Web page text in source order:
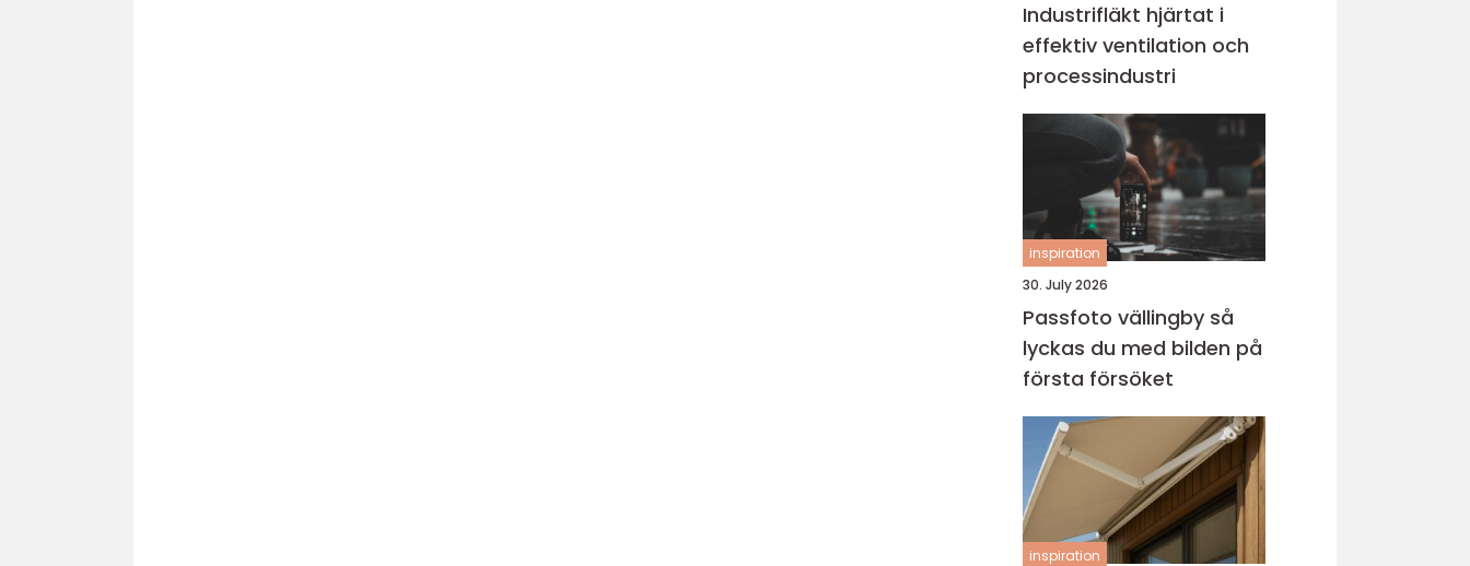
Industrifläkt hjärtat i
effektiv ventilation och
processindustri
inspiration
30. July 2026
Passfoto vällingby så
lyckas du med bilden på
första försöket
inspiration